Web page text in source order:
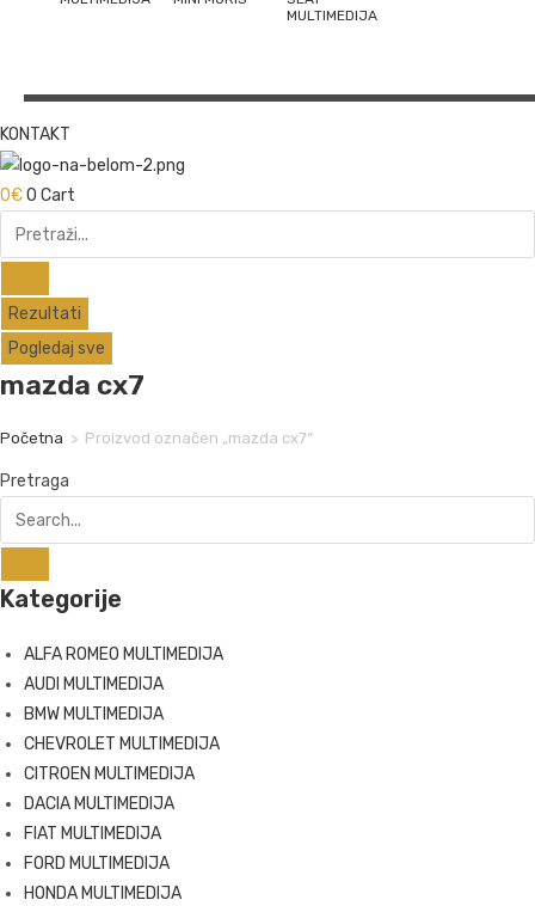
MULTIMEDIJA
KONTAKT
0€0 Cart
Search
...
Rezultati
Pogledaj sve
mazda cx7
Početna > Proizvod označen „mazda cx7“
Pretraga
Kategorije
ALFA ROMEO MULTIMEDIJA
AUDI MULTIMEDIJA
BMW MULTIMEDIJA
CHEVROLET MULTIMEDIJA
CITROEN MULTIMEDIJA
DACIA MULTIMEDIJA
FIAT MULTIMEDIJA
FORD MULTIMEDIJA
HONDA MULTIMEDIJA